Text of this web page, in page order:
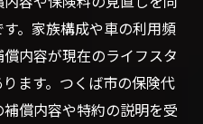
。家族構成や車の利用頻
内容が現在のライフスタ
ます。つくば市の保険代
償内容や特約の説明を受